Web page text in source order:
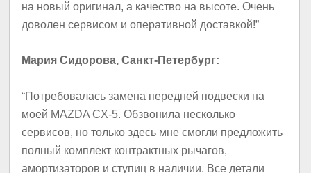
на новый оригинал, а качество на высоте. Очень
доволен сервисом и оперативной доставкой!”
Мария Сидорова, Санкт-Петербург:
“Потребовалась замена передней подвески на
моей MAZDA CX-5. Обзвонила несколько
сервисов, но только здесь мне смогли предложить
полный комплект контрактных рычагов,
амортизаторов и ступиц в наличии. Все детали